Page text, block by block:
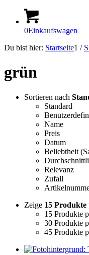
0Einkaufswagen
Du bist hier: Startseite1 /
grün
Sortieren nach
Standard
Name
Preis
Datum
Beliebtheit
Relevanz
Zufall
Zeige 15 Produkte
15 Produkte
30 Produkte
45 Produkte